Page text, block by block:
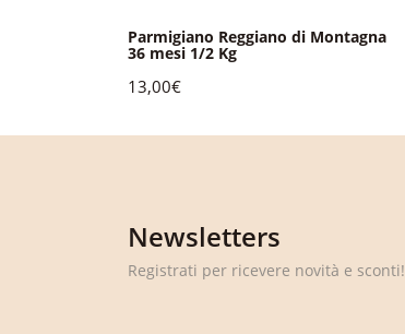
Parmigiano Reggiano di Montagna
36 mesi 1/2 Kg
13,00€
Newsletters
Registrati per ricevere novità e sconti!